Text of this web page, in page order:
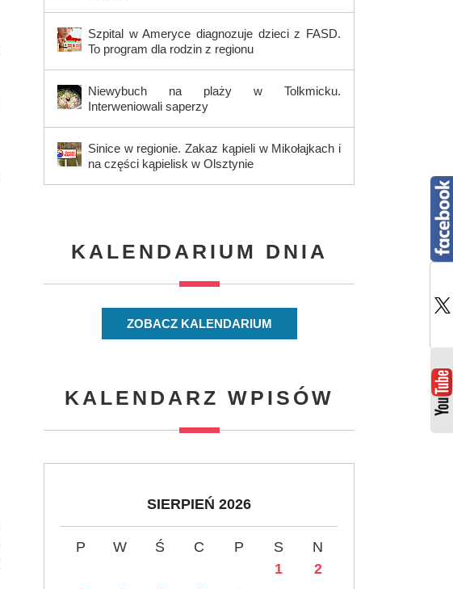
Szpital w Ameryce diagnozuje dzieci z FASD.
To program dla rodzin z regionu
Niewybuch na plaży w Tolkmicku.
Interweniowali saperzy
Sinice w regionie. Zakaz kąpieli w Mikołajkach i
na części kąpielisk w Olsztynie
KALENDARIUM DNIA
ZOBACZ KALENDARIUM
KALENDARZ WPISÓW
SIERPIEŃ 2026
P W Ś C P S
N
1
2